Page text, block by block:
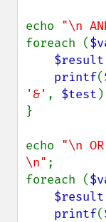
echo "\n
foreach (
$result
printf(
'&' , $test
}
echo "\n
\n" ;
foreach (
$result
printf(